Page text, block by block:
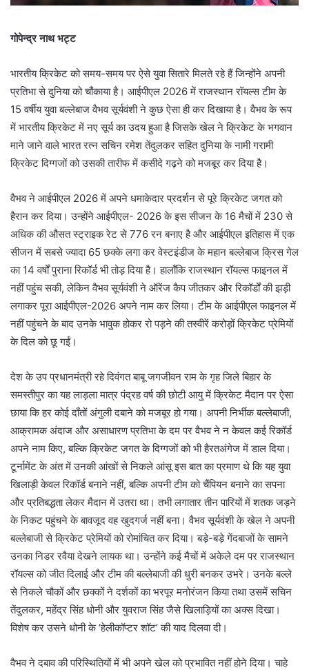
गोपेन्द्र नाथ भट्ट
भारतीय क्रिकेट को समय-समय पर ऐसे युवा सितारे मिलते रहे हैं जिन्होंने अपनी
प्रतिभा से दुनिया को चौंकाया है। आईपीएल 2026 में राजस्थान रॉयल्स टीम के
15 वर्षीय युवा बल्लेबाज वैभव सूर्यवंशी ने कुछ ऐसा ही कर दिखाया है। वैभव के रूप
में भारतीय क्रिकेट में नए सूर्य का उदय हुआ है जिसके खेल ने क्रिकेट के भगवान
माने जाने वाले भारत रत्न सचिन रमेश तेंदुलकर सहित दुनिया के नामी गरामी
क्रिकेट दिग्गजों को उसकी तारीफ में कसीदे गढ़ने को मजबूर कर दिया है।
वैभव ने आईपीएल 2026 में अपने धमाकेदार प्रदर्शन से पूरे क्रिकेट जगत को
हैरान कर दिया। उन्होंने आईपीएल- 2026 के इस सीजन के 16 मैचों में 230 से
अधिक की औसत स्ट्राइक रेट से 776 रन बनाए है और आईपीएल इतिहास में एक
सीजन में सबसे ज्यादा 65 छक्के लगा कर वेस्टइंडीज के महान बल्लेबाज क्रिस गेल
का 14 वर्षों पुराना रिकॉर्ड भी तोड़ दिया है। हालाँकि राजस्थान रॉयल्स फाइनल में
नहीं पहुंच सकी, लेकिन वैभव सूर्यवंशी ने ऑरेंज कैप जीतकर और रिकॉर्डों की झड़ी
लगाकर पूरा आईपीएल-2026 अपने नाम कर लिया। टीम के आईपीएल फाइनल में
नहीं पहुंचने के बाद उनके भावुक होकर रो पड़ने की तस्वीरें करोड़ों क्रिकेट प्रेमियों
के दिल को छू गईं।
देश के उप प्रधानमंत्री रहे दिवंगत बाबू जगजीवन राम के गृह जिले बिहार के
समस्तीपुर का यह लाड़ला मात्र पंद्रह वर्ष की छोटी आयु में क्रिकेट मैदान पर ऐसा
छाया कि हर कोई दाँतों अंगुली दबाने को मजबूर हो गया। अपनी निर्भीक बल्लेबाजी,
आक्रामक अंदाज और असाधारण प्रतिभा के दम पर वैभव ने न केवल कई रिकॉर्ड
अपने नाम किए, बल्कि क्रिकेट जगत के दिग्गजों को भी हैरतअंगेज में डाल दिया।
टूर्नामेंट के अंत में उनकी आंखों से निकले आंसू इस बात का प्रमाण थे कि यह युवा
खिलाड़ी केवल रिकॉर्ड बनाने नहीं, बल्कि अपनी टीम को चैंपियन बनाने का सपना
और प्रतिबद्धता लेकर मैदान में उतरा था। तभी लगातार तीन पारियों में शतक जड़ने
के निकट पहुंचने के बावजूद वह खुदगर्ज नहीं बना। वैभव सूर्यवंशी के खेल ने अपनी
बल्लेबाजी से क्रिकेट प्रेमियों को रोमांचित कर दिया। बड़े-बड़े गेंदबाजों के सामने
उनका निडर रवैया देखने लायक था। उन्होंने कई मैचों में अकेले दम पर राजस्थान
रॉयल्स को जीत दिलाई और टीम की बल्लेबाजी की धुरी बनकर उभरे। उनके बल्ले
से निकले चौकों और छक्कों ने दर्शकों का भरपूर मनोरंजन किया तथा उसमें सचिन
तेंदुलकर, महेंद्र सिंह धोनी और युवराज सिंह जैसे खिलाड़ियों का अक्स दिखा।
विशेष कर उसने धोनी के ‘हेलीकॉप्टर शॉट’ की याद दिलवा दी।
वैभव ने दबाव की परिस्थितियों में भी अपने खेल को प्रभावित नहीं होने दिया। चाहे